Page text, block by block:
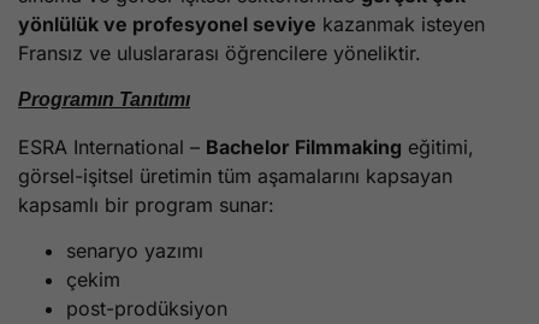
yönlülük ve profesyonel seviye kazanmak isteyen
Fransız ve uluslararası öğrencilere yöneliktir.
Programın Tanıtımı
ESRA International – Bachelor Filmmaking eğitimi,
görsel-işitsel üretimin tüm aşamalarını kapsayan
kapsamlı bir program sunar:
senaryo yazımı
çekim
post-prodüksiyon